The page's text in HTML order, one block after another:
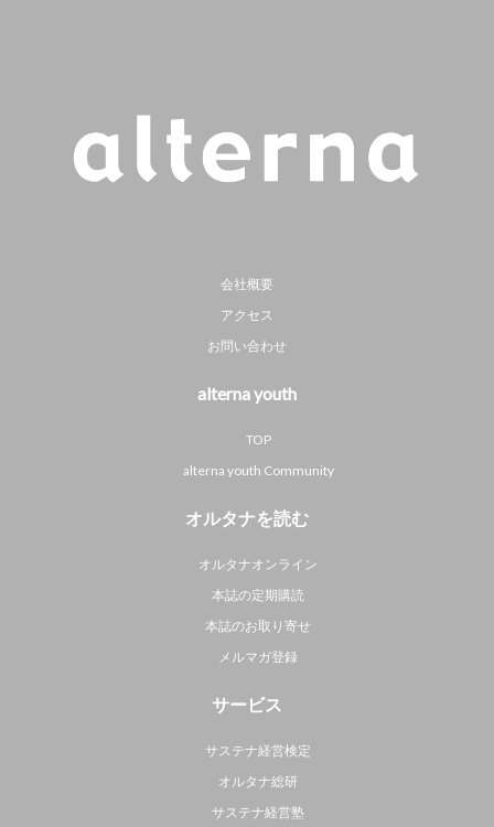
会社概要
アクセス
お問い合わせ
alterna youth
TOP
alterna youth Community
オルタナを読む
オルタナオンライン
本誌の定期購読
本誌のお取り寄せ
メルマガ登録
サービス
サステナ経営検定
オルタナ総研
サステナ経営塾